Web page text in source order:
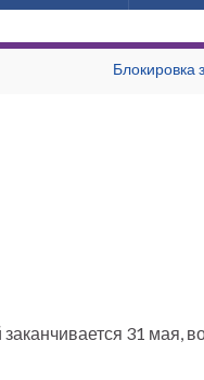
Блокировка
31 мая,